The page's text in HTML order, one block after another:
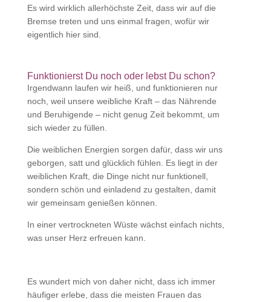
Es wird wirklich allerhöchste Zeit, dass wir auf die
Bremse treten und uns einmal fragen, wofür wir
eigentlich hier sind.
Funktionierst Du noch oder lebst Du schon?
Irgendwann laufen wir heiß, und funktionieren nur
noch, weil unsere weibliche Kraft – das Nährende
und Beruhigende – nicht genug Zeit bekommt, um
sich wieder zu füllen.
Die weiblichen Energien sorgen dafür, dass wir uns
geborgen, satt und glücklich fühlen. Es liegt in der
weiblichen Kraft, die Dinge nicht nur funktionell,
sondern schön und einladend zu gestalten, damit
wir gemeinsam genießen können.
In einer vertrockneten Wüste wächst einfach nichts,
was unser Herz erfreuen kann.
Es wundert mich von daher nicht, dass ich immer
häufiger erlebe, dass die meisten Frauen das